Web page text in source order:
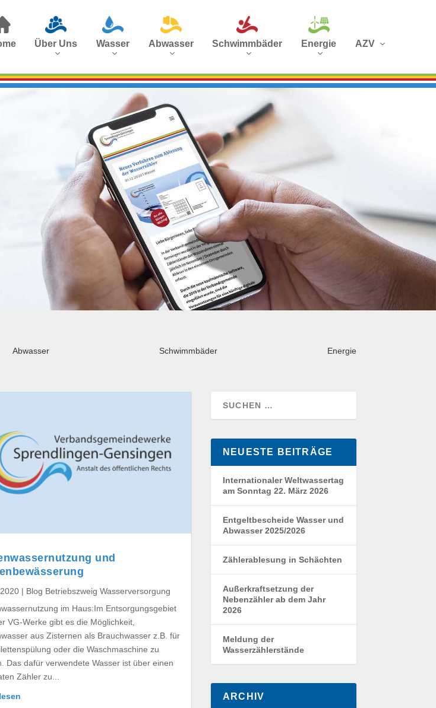
Über Uns Wasser Abwasser Schwimmbäder Energie AZV
Abwasser Schwimmbäder Energie
und
| Blog Betriebszweig Wasserversorgung
im Haus:Im Entsorgungsgebiet
VG-Werke gibt es die Möglichkeit,
aus Zisternen als Brauchwasser z.B. für
oder die Waschmaschine zu
Das dafür verwendete Wasser ist über einen
Zähler zu...
NEUESTE BEITRÄGE
Internationaler Weltwassertag
am Sonntag 22. März 2026
Entgeltbescheide Wasser und
Abwasser 2025/2026
Zählerablesung in Schächten
Außerkraftsetzung der
Nebenzähler ab dem Jahr
2026
Meldung der
Wasserzählerstände
ARCHIV